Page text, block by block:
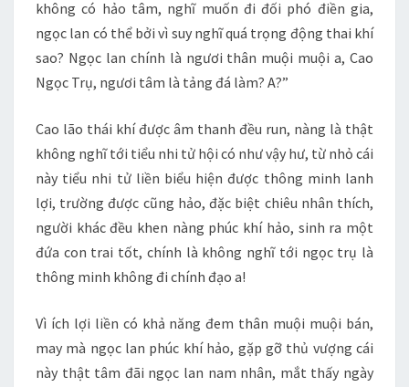
không có hảo tâm, nghĩ muốn đi đối phó điền gia,
ngọc lan có thể bởi vì suy nghĩ quá trọng động thai khí
sao? Ngọc lan chính là ngươi thân muội muội a, Cao
Ngọc Trụ, ngươi tâm là tảng đá làm? A?”
Cao lão thái khí được âm thanh đều run, nàng là thật
không nghĩ tới tiểu nhi tử hội có như vậy hư, từ nhỏ cái
này tiểu nhi tử liền biểu hiện được thông minh lanh
lợi, trường được cũng hảo, đặc biệt chiêu nhân thích,
người khác đều khen nàng phúc khí hảo, sinh ra một
đứa con trai tốt, chính là không nghĩ tới ngọc trụ là
thông minh không đi chính đạo a!
Vì ích lợi liền có khả năng đem thân muội muội bán,
may mà ngọc lan phúc khí hảo, gặp gỡ thủ vượng cái
này thật tâm đãi ngọc lan nam nhân, mắt thấy ngày